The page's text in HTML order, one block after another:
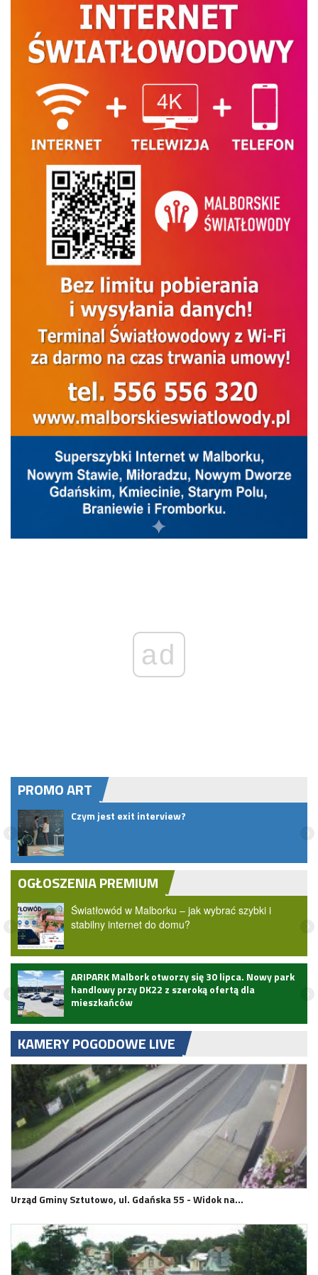
ad
PROMO ART
Czym jest exit interview?
OGŁOSZENIA PREMIUM
Światłowód w Malborku – jak wybrać szybki i
stabilny internet do domu?
ARIPARK Malbork otworzy się 30 lipca. Nowy park
handlowy przy DK22 z szeroką ofertą dla
mieszkańców
KAMERY POGODOWE LIVE
Urząd Gminy Sztutowo, ul. Gdańska 55 - Widok na…